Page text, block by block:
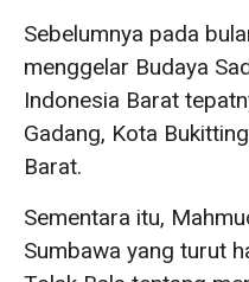
Sebelumnya pada
menggelar Budaya
Indonesia Barat
Gadang, Kota
Barat.
Sementara itu,
Sumbawa yang turut